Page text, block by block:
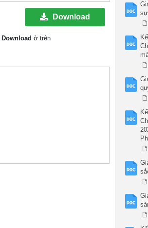
Download
Download ở trên